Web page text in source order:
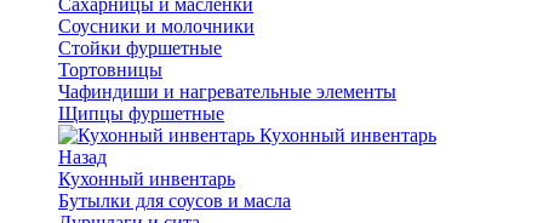
Соусники и молочники
Стойки фуршетные
Тортовницы
Чафиндиши и нагревательные элементы
Щипцы фуршетные
Кухонный инвентарь
Назад
Кухонный инвентарь
Бутылки для соусов и масла